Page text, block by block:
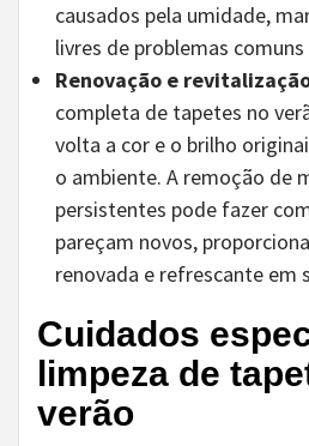
causados pela umidade,
livres de problemas
Renovação e
completa de tapetes no
volta a cor e o brilho
o ambiente. A remoção de
persistentes pode fazer
pareçam novos,
renovada e refrescante em
Cuidados
limpeza de
verão